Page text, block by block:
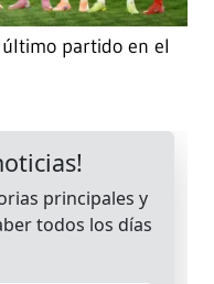
partido en el